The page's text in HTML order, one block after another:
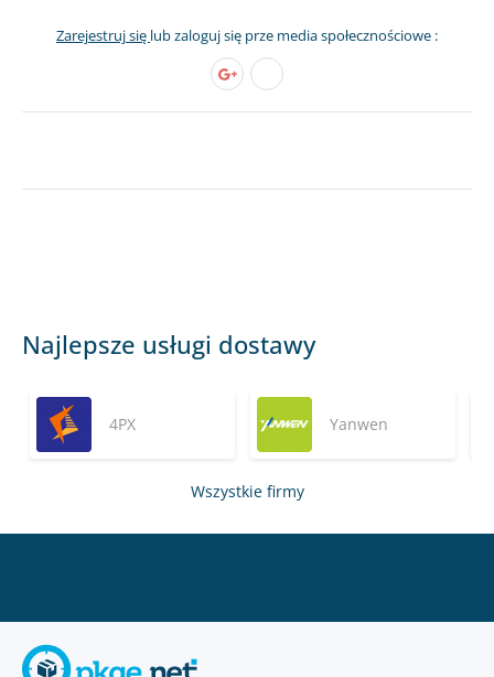
Zarejestruj się lub zaloguj się prze media społecznościowe :
Najlepsze usługi dostawy
4PX Yanwen
Wszystkie firmy